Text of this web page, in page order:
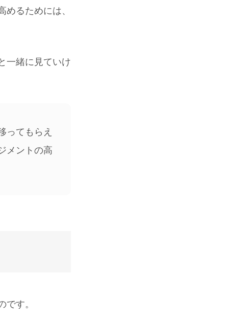
るためには、
一緒に見ていけ
ってもらえ
メントの高
す。